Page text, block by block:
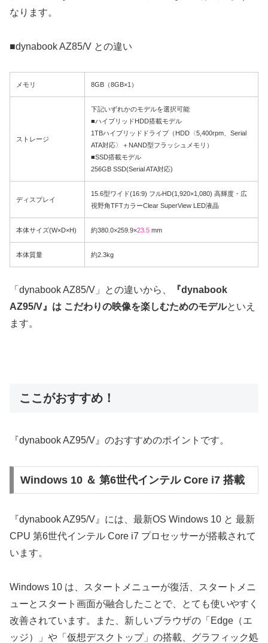
なります。
■dynabook AZ85/V との違い
メモリ 8GB（8GB×1）
ストレージ
下記いずれかのモデルを選択可能
■ハイブリッドHDD搭載モデル
1TBハイブリッドドライブ（HDD〈5,400rpm、Serial
ATA対応〉＋NAND型フラッシュメモリ）
■SSD搭載モデル
256GB SSD(Serial ATA対応)
ディスプレイ
15.6型ワイド(16:9) フルHD(1,920×1,080) 高輝度・広
視野角TFTカラーClear SuperView LED液晶
本体サイズ(W×D×H) 約380.0×259.9×23.5 mm
本体質量 約2.3kg
「dynabook AZ85/V」との違いから、
『dynabook
AZ95/V』は こだわりの映像を楽しむためのモデルといえ
ます。
ここがおすすめ！
『dynabook AZ95/V』のおすすめのポイントです。
Windows 10 ＆ 第6世代インテル Core i7 搭載
『dynabook AZ95/V』には、最新OS Windows 10 と 最新
CPU 第6世代インテル Core i7 プロセッサーが搭載されて
います。
Windows 10 は、スタートメニューが復活、スタートメニ
ューとスタート画面が融合したことで、とても使いやすく
改善されています。また、新しいブラウザの「Edge（エ
ッジ）」や「仮想デスクトップ」の搭載、グラフィック処